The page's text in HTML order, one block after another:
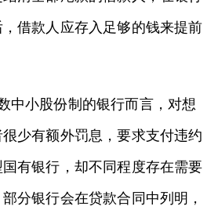
借款人应存入足够的钱来提前
中小股份制的银行而言，对想
少有额外罚息，要求支付违约
有银行，却不同程度存在需要
分银行会在贷款合同中列明，